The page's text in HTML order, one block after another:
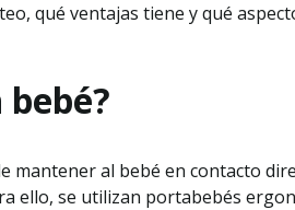
qué ventajas tiene y qué
mantener al bebé en contacto
ello, se utilizan portabebés